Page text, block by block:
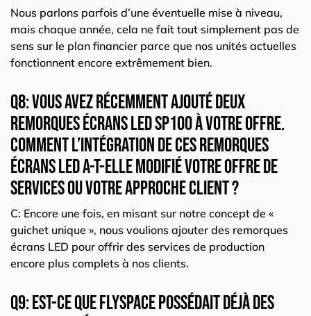
Nous parlons parfois d’une éventuelle mise à niveau,
mais chaque année, cela ne fait tout simplement pas de
sens sur le plan financier parce que nos unités actuelles
fonctionnent encore extrêmement bien.
Q8: Vous avez récemment ajouté deux
remorques écrans LEDSP100à votre offre.
Comment l’intégration de ces remorques
écrans LED a-t-elle modifié votre offre de
services ou votre approche client ?
C: Encore une fois, en misant sur notre concept de «
guichet unique », nous voulions ajouter des remorques
écrans LED pour offrir des services de production
encore plus complets à nos clients.
Q9: Est-ce que Flyspace possédait déjà des